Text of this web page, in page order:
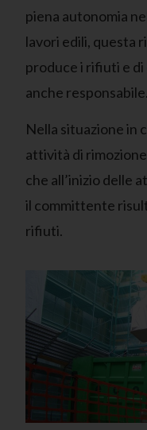
piena autonomia
lavori edili, questa
produce i rifiuti e
anche responsabile.
Nella situazione in
attività di
che all’inizio delle
il committente
rifiuti.